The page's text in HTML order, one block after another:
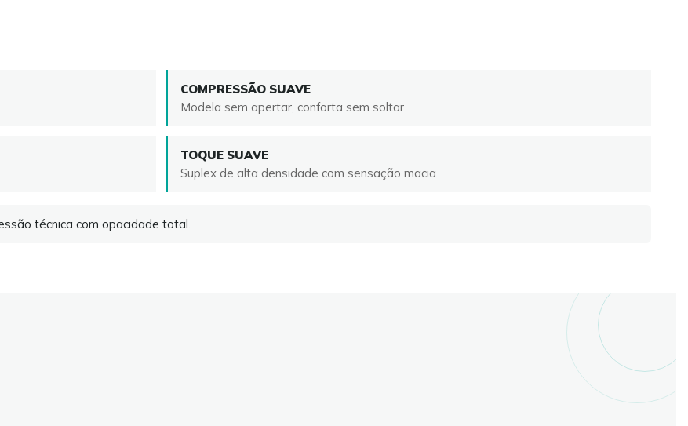
COMPRESSÃO SUAVE
Modela sem apertar, conforta sem soltar
TOQUE SUAVE
Suplex de alta densidade com sensação macia
técnica com opacidade total.